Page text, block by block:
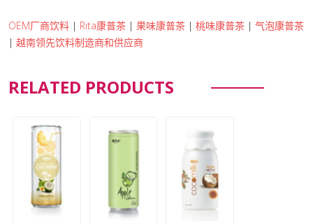
OEM厂商饮料 | Rita康普茶 | 果味康普茶 | 桃味康普茶 | 气泡康普茶
| 越南领先饮料制造商和供应商
RELATED PRODUCTS